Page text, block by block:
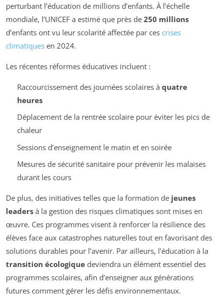
perturbant l’éducation de millions d’enfants. À l’échelle
mondiale, l’UNICEF a estimé que près de 250 millions
d’enfants ont vu leur scolarité affectée par ces crises
climatiques en 2024.
Les récentes réformes éducatives incluent :
Raccourcissement des journées scolaires à quatre
heures
Déplacement de la rentrée scolaire pour éviter les pics de
chaleur
Sessions d’enseignement le matin et en soirée
Mesures de sécurité sanitaire pour prévenir les malaises
durant les cours
De plus, des initiatives telles que la formation de jeunes
leaders à la gestion des risques climatiques sont mises en
œuvre. Ces programmes visent à renforcer la résilience des
élèves face aux catastrophes naturelles tout en favorisant des
solutions durables pour l’avenir. Par ailleurs, l’éducation à la
transition écologique deviendra un élément essentiel des
programmes scolaires, afin d’enseigner aux générations
futures comment gérer les défis environnementaux.